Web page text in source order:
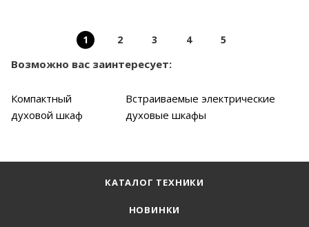
1 2 3 4 5
Возможно вас заинтересует:
Компактный
духовой шкаф
Встраиваемые электрические
духовые шкафы
КАТАЛОГ ТЕХНИКИ
НОВИНКИ